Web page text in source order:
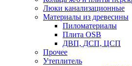
Люки канализационные
Материалы из древесины
Пиломатериалы
Плита OSB
ДВП, ДСП, ЦСП
Прочее
Утеплитель